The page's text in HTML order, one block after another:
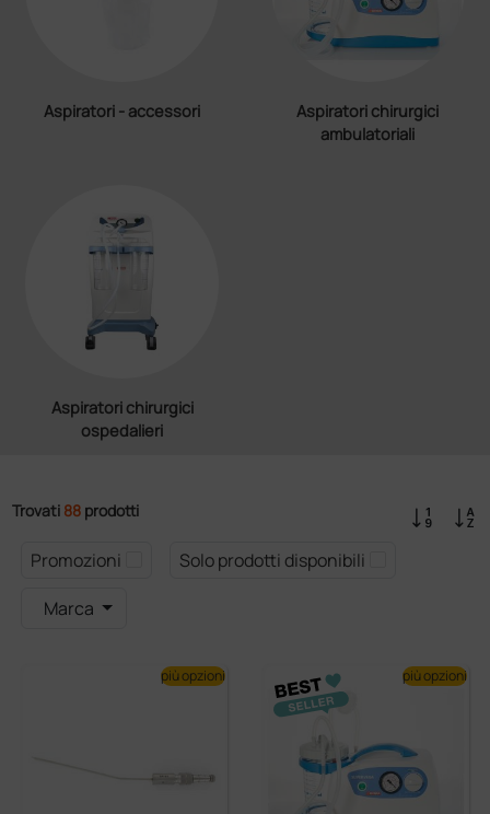
Aspiratori - accessori
Aspiratori chirurgici
ambulatoriali
Aspiratori chirurgici
ospedalieri
Trovati 88 prodotti
Promozioni
Solo prodotti disponibili
Marca
più opzioni più opzioni